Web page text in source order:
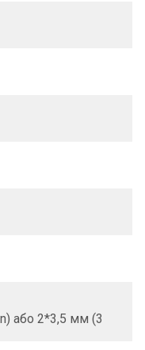
або 2*3,5 мм (3